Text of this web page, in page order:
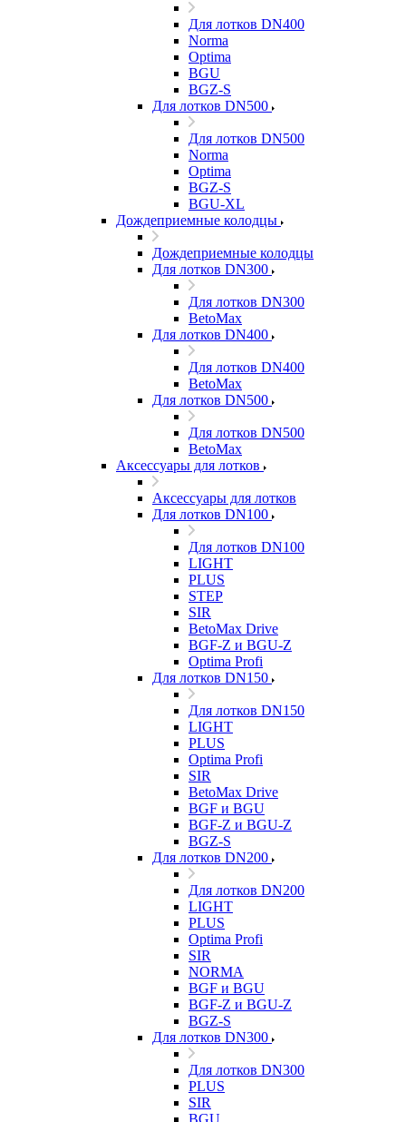
Для лотков DN400
Norma
Optima
BGU
BGZ-S
Для лотков DN500
Для лотков DN500
Norma
Optima
BGZ-S
BGU-XL
Дождеприемные колодцы
Дождеприемные колодцы
Для лотков DN300
Для лотков DN300
BetoMax
Для лотков DN400
Для лотков DN400
BetoMax
Для лотков DN500
Для лотков DN500
BetoMax
Аксессуары для лотков
Аксессуары для лотков
Для лотков DN100
Для лотков DN100
LIGHT
PLUS
STEP
SIR
BetoMax Drive
BGF-Z и BGU-Z
Optima Profi
Для лотков DN150
Для лотков DN150
LIGHT
PLUS
Optima Profi
SIR
BetoMax Drive
BGF и BGU
BGF-Z и BGU-Z
BGZ-S
Для лотков DN200
Для лотков DN200
LIGHT
PLUS
Optima Profi
SIR
NORMA
BGF и BGU
BGF-Z и BGU-Z
BGZ-S
Для лотков DN300
Для лотков DN300
PLUS
SIR
BGU